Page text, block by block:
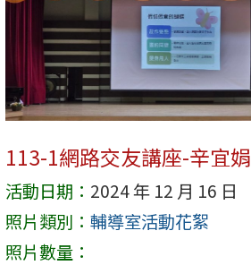
113-1網路交友講座-辛宜
活動日期： 2024 年 12 月 16 日
照片類別： 輔導室活動花絮
照片數量：